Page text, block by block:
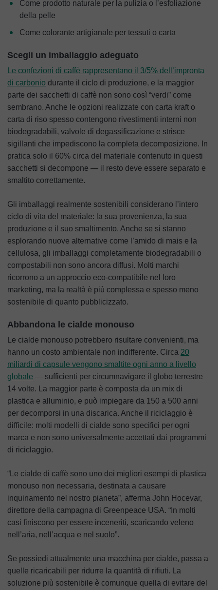
Come prodotto naturale per la pulizia o l’esfoliazione
della pelle
Come colorante artigianale per tessuti o carta
Scegli un imballaggio adeguato
Le confezioni di caffè rappresentano il 3/5% dell’impronta
di carbonio durante il ciclo di produzione, e la maggior
parte dei sacchetti di caffè non sono così “verdi” come
sembrano. Anche le opzioni realizzate con carta kraft o
carta di riso spesso contengono rivestimenti interni non
biodegradabili, valvole di degassificazione e strisce
sigillanti che impediscono la completa decomposizione. In
pratica solo il 60% circa del materiale contenuto in questi
sacchetti si decompone — il resto deve essere separato e
smaltito correttamente.
Gli imballaggi realmente sostenibili considerano l’intero
ciclo di vita del materiale: la sua provenienza, la sua
produzione e il suo smaltimento. Anche se si stanno
esplorando nuove alternative come l’amido di mais e la
cellulosa, gli imballaggi completamente biodegradabili o
compostabili non sono ancora diffusi. Molti marchi
ricorrono a un approccio eco-compatibile nel loro
marketing, ma la realtà è più complessa e spesso meno
sostenibile di quanto pubblicizzato.
Abbandona le cialde monouso
Le cialde monouso potrebbero risultare convenienti, ma
hanno un costo ambientale non indifferente. Circa 20
miliardi di capsule vengono smaltite ogni anno a livello
globale — sufficienti per circumnavigare il globo terrestre
14 volte. La maggior parte è composta da un mix di
plastica e alluminio, e può impiegare da 150 a 500 anni
per decomporsi in una discarica. Anche il riciclaggio è
difficile: molti modelli di cialde sono specifici per ogni
marca e non sono universalmente accettati dai programmi
di riciclaggio.
“Le cialde di caffè sono uno dei migliori esempi di plastica
monouso non necessaria, destinata a causare
inquinamento nel nostro pianeta”, afferma John Hocevar,
direttore della campagna di Greenpeace USA. “In molti
casi finiscono per essere inceneriti, scaricando veleno
nell’aria, nell’acqua e nel suolo”.
Se possiedi attualmente una macchina per cialde, passa a
quelle ricaricabili per ridurre la quantità di rifiuti. La
soluzione più sostenibile è comunque quella di evitare del